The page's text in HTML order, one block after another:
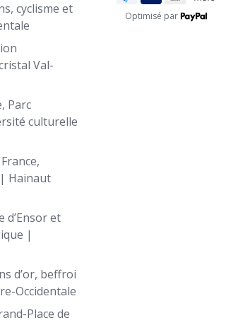
cyclisme et
Val-
Parc
culturelle
Hainaut
d’Ensor et
|
d’or, beffroi
Occidentale
Place de
Optimisé par